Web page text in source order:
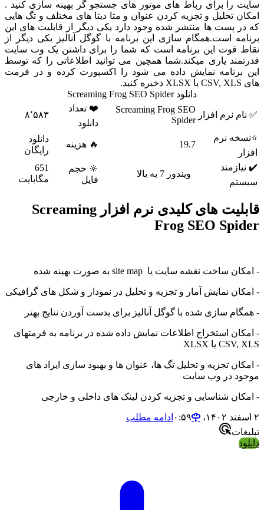
سایت را برای رباط های موتور های جستجو گر بهینه سازی کنید .
امکان تحلیل و تجزیه کردن عنوان و متا دیتا های مختلف و تگ هایی
که در پست ها منتشر شده وجود دارد یکی دیگر از قابلیت های این
برنامه است.همگام سازی این برنامه با گوگل آنالیز یکی دیگر از
نقاط قوت این برنامه است که شما را برای داشتن یک وب سایت
قدرتمند یاری میکند.شما همچین می توانید اطلاعاتی را که توسط
این برنامه نمایش داده می شود را اکسپورت کرده و در فرمت
های CSV, XLS یا XLSX ذخیره کنید.
دانلود Screaming Frog SEO Spider
✅ نام نرم افزار
Screaming Frog SEO
Spider
❤️ تعداد
دانلود
۸٬۵۸۳
⭐نسخه نرم
افزار
19.7 🔥 هزینه
دانلود
رایگان
✔️ نیازمند
سیستم
ویندوز 7 به بالا
🔆 حجم
فایل
651
مگابایت
قابلیت های کلیدی نرم افزار Screaming
Frog SEO Spider
- امکان ساخت نقشه سایت یا site map به صورت بهینه شده
- امکان نمایش آمار و تجزیه و تحلیل در نمودار و شکل های گرافیکی
- همگام سازی شده با گوگل آنالیز برای بدست آوردن نتایج بهتر
- امکان استخراج اطلاعات نمایش داده شده در برنامه به فرمتهای
CSV, XLS یا XLSX
- امکان تجزیه و تحلیل تگ ها، عنوان ها و بهبود سازی ایراد های
موجود در وب سایت
- امکان شناسایی و تجزیه کردن لینک های داخلی و خارجی
۲ اسفند ۱۴۰۲،‏ ۰:۵۹
ادامه مطلب
تبلیغات
دانلود